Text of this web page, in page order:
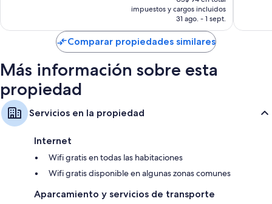
Refrigeradores, teteras/pavas eléctricas y servicio de limpieza diario
actual
es
de
US$ 81
impuestos y cargos incluidos
31 ago. - 1 sept.
Comparar propiedades similares
Más información sobre esta
propiedad
Servicios en la propiedad
Internet
Wifi gratis en todas las habitaciones
Wifi gratis disponible en algunas zonas comunes
Aparcamiento y servicios de transporte